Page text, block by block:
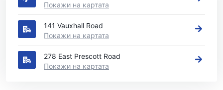
Покажи на картата
141 Vauxhall Road
Покажи на картата
278 East Prescott Road
Покажи на картата